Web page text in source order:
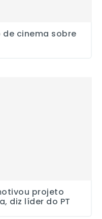
cinema sobre
projeto
diz líder do PT